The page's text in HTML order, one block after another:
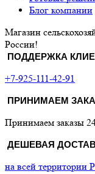
Блог компании
Магазин
России!
ПОДДЕРЖКА
+7-925-111-42-91
ПРИНИМАЕМ
Принимаем заказы
ДЕШЕВАЯ
на всей территории